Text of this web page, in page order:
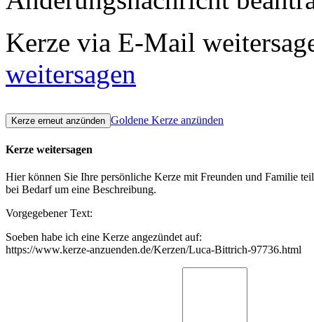
Kerze via E-Mail
weitersagen
Goldene Kerze anzünden
Kerze weitersagen
Hier können Sie Ihre persönliche Kerze mit Freunden und Familie
bei Bedarf um eine Beschreibung.
Vorgegebener Text:
Soeben habe ich eine Kerze angezündet auf:
https://www.kerze-anzuenden.de/Kerzen/Luca-Bittrich-97736.html